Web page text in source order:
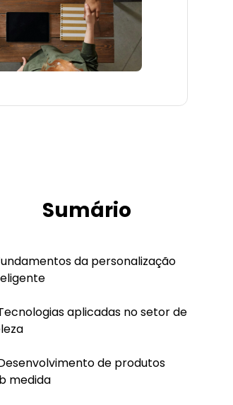
Sumário
da personalização
aplicadas no setor de
de produtos
medida